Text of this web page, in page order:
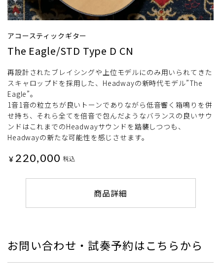
アコースティックギター
The Eagle/STD Type D CN
再設計されたブレイシングや上位モデルにのみ用いられてきた
スキャロップドを採用した、Headwayの新時代モデル”The
Eagle”。
1音1音の粒立ちが良いトーンでありながら低音響く箱鳴りを併
せ持ち、それら全てを倍音で包んだようなバランスの良いサウ
ンドはこれまでのHeadwayサウンドを踏襲しつつも、
Headwayの新たな可能性を感じさせます。
¥ 220,000 税込
商品詳細
お問い合わせ・試奏予約はこちらから